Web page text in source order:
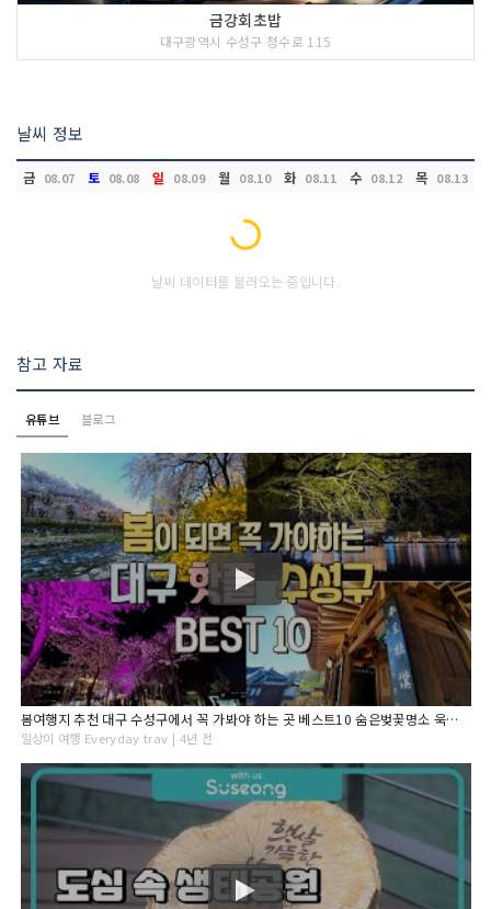
금강회초밥
대구광역시 수성구 청수로 115
날씨 정보
금 08.07 토 08.08 일 08.09 월 08.10 화 08.11 수 08.12 목 08.13
Loading...
날씨 데이터를 불러오는 중입니다.
참고 자료
유튜브 블로그
봄여행지 추천 대구 수성구에서 꼭 가봐야 하는 곳 베스트10 숨은벚꽃명소 욱수천 수성못 야경 대구미술관 아이니테마파크 수성랜드 대구맛집 들안길 외
일상이 여행 Everyday trav | 4년 전